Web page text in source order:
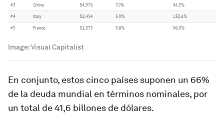
Image:Visual Capitalist
En conjunto, estos cinco países suponen un 66%
de la deuda mundial en términos nominales, por
un total de 41,6 billones de dólares.